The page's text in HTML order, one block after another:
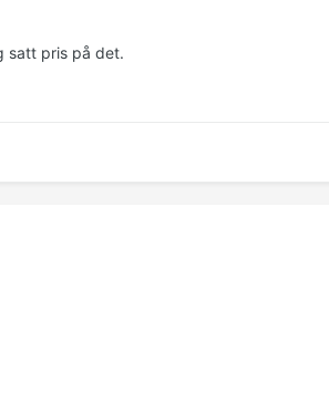
satt pris på det.